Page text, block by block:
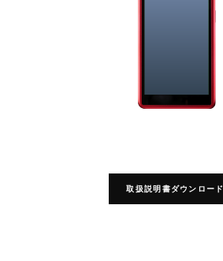
取扱説明書ダウンロード